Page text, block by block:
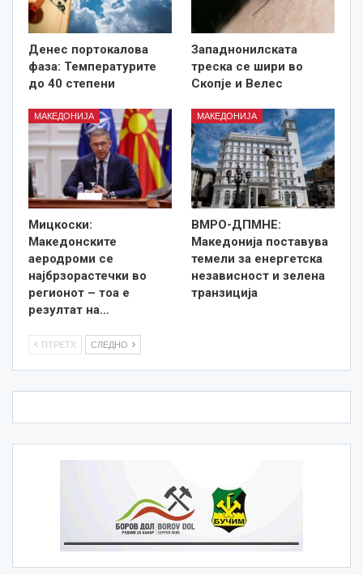
Денес портокалова
фаза: Температурите
до 40 степени
Западнонилската
треска се шири во
Скопје и Велес
МАКЕДОНИЈА
Мицкоски:
Македонските
аеродроми се
најбрзорастечки во
регионот – тоа е
резултат на…
МАКЕДОНИЈА
ВМРО-ДПМНЕ:
Македонија поставува
темели за енергетска
независност и зелена
транзиција
ПТРЕТХ СЛЕДНО